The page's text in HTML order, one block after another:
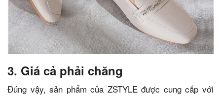
3. Giá cả phải chăng
Đúng vậy, sản phẩm của ZSTYLE được cung cấp với